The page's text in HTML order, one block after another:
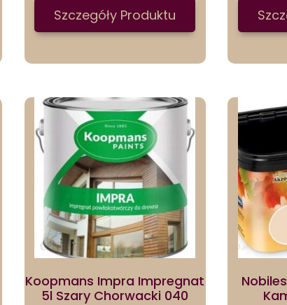
Szczegóły Produktu
Koopmans Impra Impregnat
5l Szary Chorwacki 040